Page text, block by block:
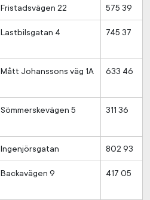
Fristadsvägen 22 575 39
Lastbilsgatan 4 745 37
Mått Johanssons väg 1A 633 46
Sömmerskevägen 5 311 36
Ingenjörsgatan 802 93
Backavägen 9 417 05